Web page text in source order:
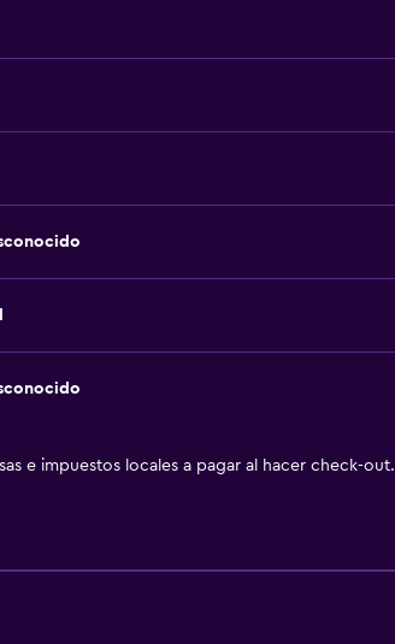
e impuestos locales a pagar al hacer check-out.